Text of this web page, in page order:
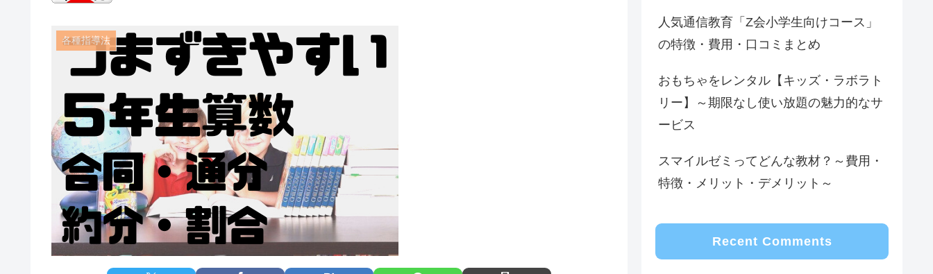
各種指導法
人気通信教育「Z会小学生向けコース」
の特徴・費用・口コミまとめ
おもちゃをレンタル【キッズ・ラボラト
リー】～期限なし使い放題の魅力的なサ
ービス
スマイルゼミってどんな教材？～費用・
特徴・メリット・デメリット～
Recent Comments